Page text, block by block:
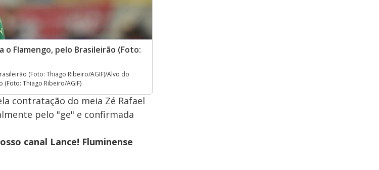
o Flamengo, pelo Brasileirão (Foto:
(Foto: Thiago Ribeiro/AGIF)/Alvo do
Thiago Ribeiro/AGIF)
contratação do meia Zé Rafael
pelo "ge" e confirmada
canal Lance! Fluminense